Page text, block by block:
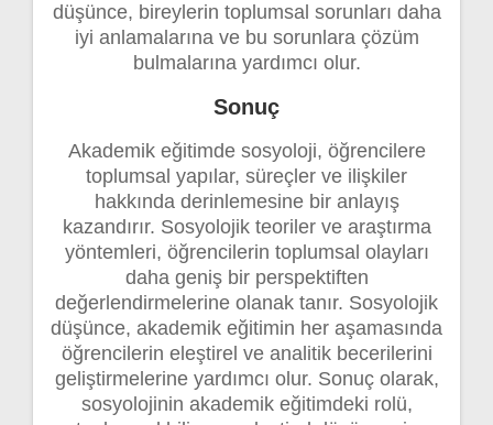
düşünce, bireylerin toplumsal sorunları daha
iyi anlamalarına ve bu sorunlara çözüm
bulmalarına yardımcı olur.
Sonuç
Akademik eğitimde sosyoloji, öğrencilere
toplumsal yapılar, süreçler ve ilişkiler
hakkında derinlemesine bir anlayış
kazandırır. Sosyolojik teoriler ve araştırma
yöntemleri, öğrencilerin toplumsal olayları
daha geniş bir perspektiften
değerlendirmelerine olanak tanır. Sosyolojik
düşünce, akademik eğitimin her aşamasında
öğrencilerin eleştirel ve analitik becerilerini
geliştirmelerine yardımcı olur. Sonuç olarak,
sosyolojinin akademik eğitimdeki rolü,